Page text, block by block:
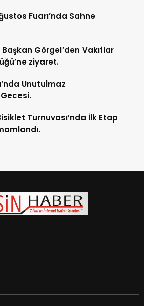
Fuarı’nda Sahne
Görgel’den Vakıflar
ziyaret.
Unutulmaz
Turnuvası’nda İlk Etap